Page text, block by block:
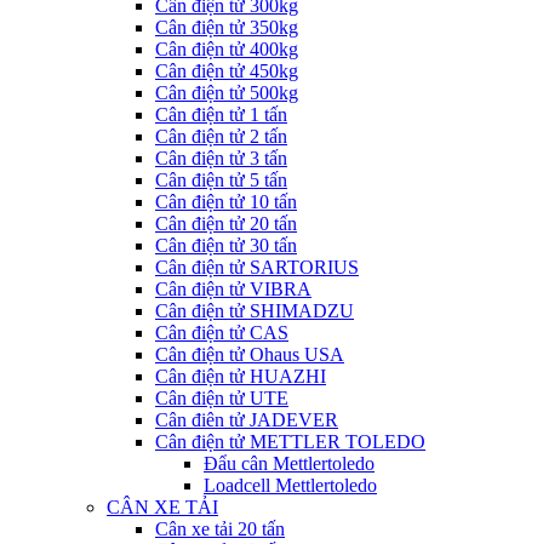
Cân điện tử 300kg
Cân điện tử 350kg
Cân điện tử 400kg
Cân điện tử 450kg
Cân điện tử 500kg
Cân điện tử 1 tấn
Cân điện tử 2 tấn
Cân điện tử 3 tấn
Cân điện tử 5 tấn
Cân điện tử 10 tấn
Cân điện tử 20 tấn
Cân điện tử 30 tấn
Cân điện tử SARTORIUS
Cân điện tử VIBRA
Cân điện tử SHIMADZU
Cân điện tử CAS
Cân điện tử Ohaus USA
Cân điện tử HUAZHI
Cân điện tử UTE
Cân điên tử JADEVER
Cân điện tử METTLER TOLEDO
Đẩu cân Mettlertoledo
Loadcell Mettlertoledo
CÂN XE TẢI
Cân xe tải 20 tấn